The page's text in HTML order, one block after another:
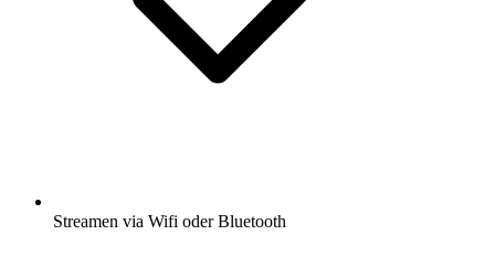
Streamen via Wifi oder Bluetooth